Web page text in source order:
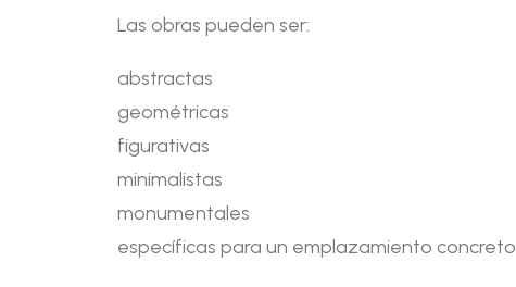
Las obras pueden ser:
abstractas
geométricas
figurativas
minimalistas
monumentales
específicas para un emplazamiento concreto